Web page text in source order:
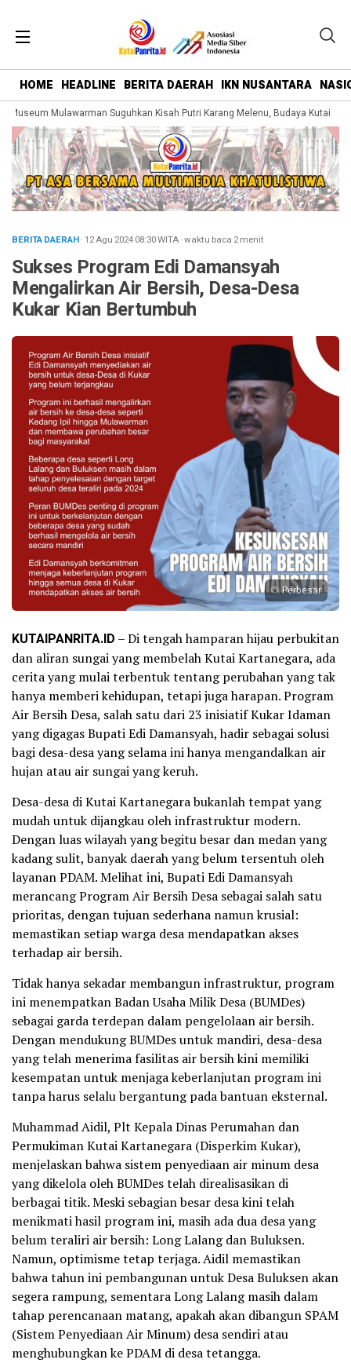
HOME HEADLINE BERITA DAERAH IKN NUSANTARA
Mulawarman Suguhkan Kisah Putri Karang Melenu, Budaya Kutai
BERITA DAERAH· 12 Agu 202408:30WITA·waktu baca 2 menit
Sukses Program Edi Damansyah
Mengalirkan Air Bersih, Desa-Desa
Kukar Kian Bertumbuh
Perbesar
KUTAIPANRITA.ID – Di tengah hamparan hijau perbukitan
dan aliran sungai yang membelah Kutai Kartanegara, ada
cerita yang mulai terbentuk tentang perubahan yang tak
hanya memberi kehidupan, tetapi juga harapan. Program
Air Bersih Desa, salah satu dari 23 inisiatif Kukar Idaman
yang digagas Bupati Edi Damansyah, hadir sebagai solusi
bagi desa-desa yang selama ini hanya mengandalkan air
hujan atau air sungai yang keruh.
Desa-desa di Kutai Kartanegara bukanlah tempat yang
mudah untuk dijangkau oleh infrastruktur modern.
Dengan luas wilayah yang begitu besar dan medan yang
kadang sulit, banyak daerah yang belum tersentuh oleh
layanan PDAM. Melihat ini, Bupati Edi Damansyah
merancang Program Air Bersih Desa sebagai salah satu
prioritas, dengan tujuan sederhana namun krusial:
memastikan setiap warga desa mendapatkan akses
terhadap air bersih.
Tidak hanya sekadar membangun infrastruktur, program
ini menempatkan Badan Usaha Milik Desa (BUMDes)
sebagai garda terdepan dalam pengelolaan air bersih.
Dengan mendukung BUMDes untuk mandiri, desa-desa
yang telah menerima fasilitas air bersih kini memiliki
kesempatan untuk menjaga keberlanjutan program ini
tanpa harus selalu bergantung pada bantuan eksternal.
Muhammad Aidil, Plt Kepala Dinas Perumahan dan
Permukiman Kutai Kartanegara (Disperkim Kukar),
menjelaskan bahwa sistem penyediaan air minum desa
yang dikelola oleh BUMDes telah direalisasikan di
berbagai titik. Meski sebagian besar desa kini telah
menikmati hasil program ini, masih ada dua desa yang
belum teraliri air bersih: Long Lalang dan Buluksen.
Namun, optimisme tetap terjaga. Aidil memastikan
bahwa tahun ini pembangunan untuk Desa Buluksen akan
segera rampung, sementara Long Lalang masih dalam
tahap perencanaan matang, apakah akan dibangun SPAM
(Sistem Penyediaan Air Minum) desa sendiri atau
menghubungkan ke PDAM di desa tetangga.